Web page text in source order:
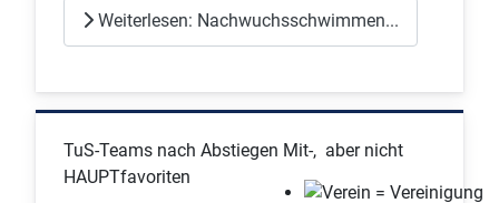
Weiterlesen: Nachwuchsschwimmen...
TuS-Teams nach Abstiegen Mit-, aber nicht
HAUPTfavoriten